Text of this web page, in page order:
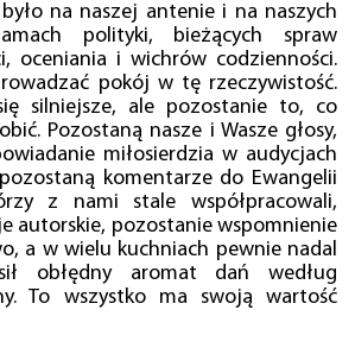
na naszej antenie i na naszych
polityki, bieżących spraw
oceniania i wichrów codzienności.
pokój w tę rzeczywistość.
silniejsze, ale pozostanie to, co
Pozostaną nasze i Wasze głosy,
miłosierdzia w audycjach
komentarze do Ewangelii
z nami stale współpracowali,
autorskie, pozostanie wspomnienie
a w wielu kuchniach pewnie nadal
obłędny aromat dań według
To wszystko ma swoją wartość